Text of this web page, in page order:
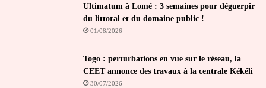
Ultimatum à Lomé : 3 semaines pour déguerpir
du littoral et du domaine public !
01/08/2026
Togo : perturbations en vue sur le réseau, la
CEET annonce des travaux à la centrale Kékéli
30/07/2026